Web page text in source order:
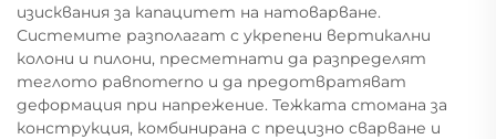
изисквания за капацитет на натоварване.
Системите разполагат с укрепени вертикални
колони и пилони, пресметнати да разпределят
теглото равnomerno и да предотвратяват
деформация при напрежение. Тежката стомана за
конструкция, комбинирана с прецизно сварване и